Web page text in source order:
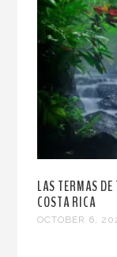
LAS TERMAS
COSTA RICA
OCTOBER 6,